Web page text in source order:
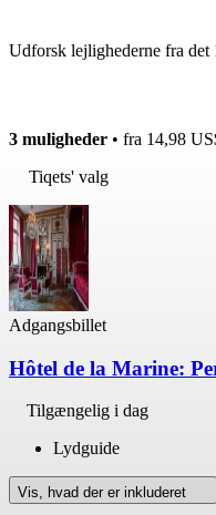
Udforsk lejlighederne fra det
3 muligheder • fra 14,98
Tiqets' valg
Adgangsbillet
Hôtel de la Marine:
Tilgængelig i dag
Lydguide
Vis, hvad der er inkluderet